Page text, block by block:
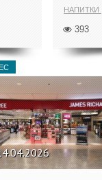
НАПИТКИ
393